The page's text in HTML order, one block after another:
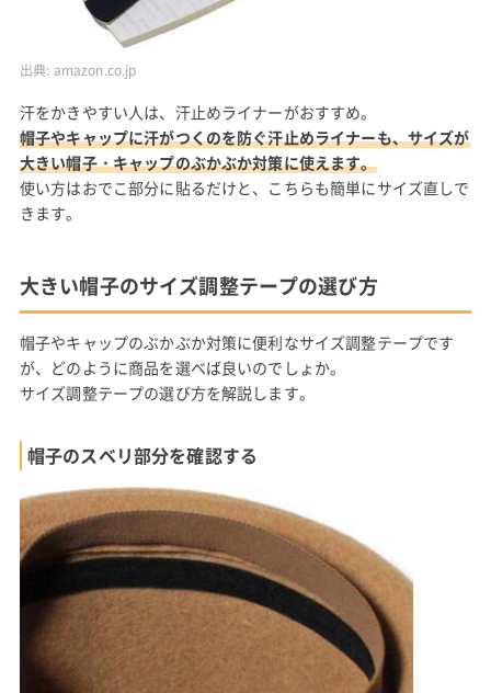
出典: amazon.co.jp
汗をかきやすい人は、汗止めライナーがおすすめ。
帽子やキャップに汗がつくのを防ぐ汗止めライナーも、サイズが
大きい帽子・キャップのぶかぶか対策に使えます。
使い方はおでこ部分に貼るだけと、こちらも簡単にサイズ直しで
きます。
大きい帽子のサイズ調整テープの選び方
帽子やキャップのぶかぶか対策に便利なサイズ調整テープです
が、どのように商品を選べば良いのでしょか。
サイズ調整テープの選び方を解説します。
帽子のスベリ部分を確認する